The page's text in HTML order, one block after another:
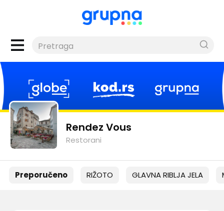
Rendez Vous
Restorani
Preporučeno RIŽOTO GLAVNA RIBLJA JELA